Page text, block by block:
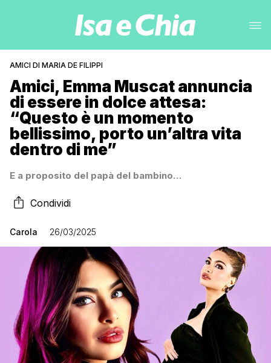
AMICI DI MARIA DE FILIPPI
Amici, Emma Muscat annuncia
di essere in dolce attesa:
“Questo è un momento
bellissimo, porto un’altra vita
dentro di me”
E a proposito del papà del bambino…
Condividi
Carola 26/03/2025